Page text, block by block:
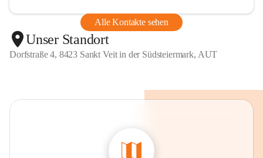
Alle Kontakte sehen
Unser Standort
Dorfstraße 4, 8423 Sankt Veit in der Südsteiermark, AUT